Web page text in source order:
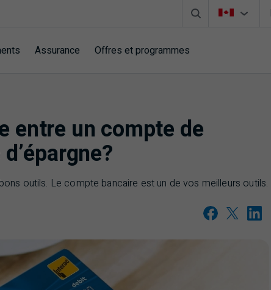
Barre de recherche
Sélecteur de
Vous
Assurance Offres et programmes
entre un compte de
outils. Le compte bancaire est un de vos meilleurs outils.